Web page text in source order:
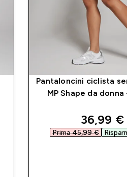
Pantaloncini ciclista
MP Shape da donna
36,99 €‎
Prima 45,99 €‎